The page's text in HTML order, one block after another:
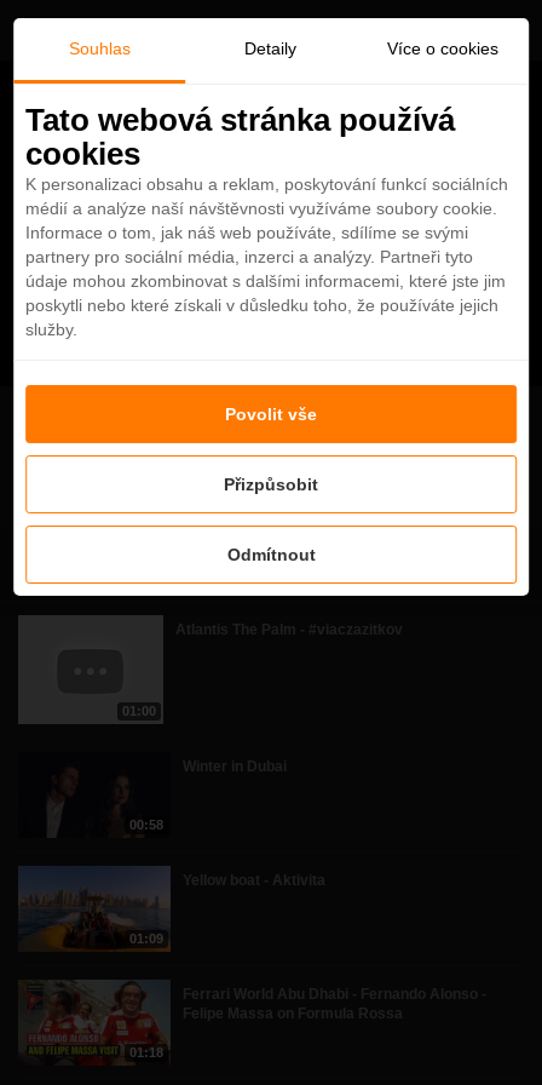
Související videa
01:00
Atlantis The Palm - #viaczazitkov
00:58
Winter in Dubai
01:09
Yellow boat - Aktivita
01:18
Ferrari World Abu Dhabi - Fernando Alonso -
Felipe Massa on Formula Rossa
Souhlas Detaily Více o cookies
Tato webová stránka používá
cookies
K personalizaci obsahu a reklam, poskytování funkcí sociálních
médií a analýze naší návštěvnosti využíváme soubory cookie.
Informace o tom, jak náš web používáte, sdílíme se svými
partnery pro sociální média, inzerci a analýzy. Partneři tyto
údaje mohou zkombinovat s dalšími informacemi, které jste jim
poskytli nebo které získali v důsledku toho, že používáte jejich
služby.
Odmítnout
Přizpůsobit
Povolit vše